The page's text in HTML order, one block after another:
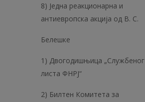
8) Једна реакционарна и
антиевропска акција од В. С.
Белешке
1) Двогодишњица „Службеног
листа ФНРЈ“
2) Билтен Комитета за